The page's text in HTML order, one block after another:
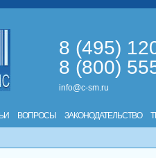
8 (495)
8 (800)
info@c-sm.ru
ВОПРОСЫ ЗАКОНОДАТЕЛЬСТВО